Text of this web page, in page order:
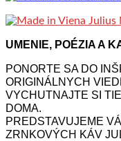
UMENIE, POÉZIA A
PONORTE SA DO
ORIGINÁLNYCH
VYCHUTNAJTE SI
DOMA.
PREDSTAVUJEME
ZRNKOVÝCH KÁV